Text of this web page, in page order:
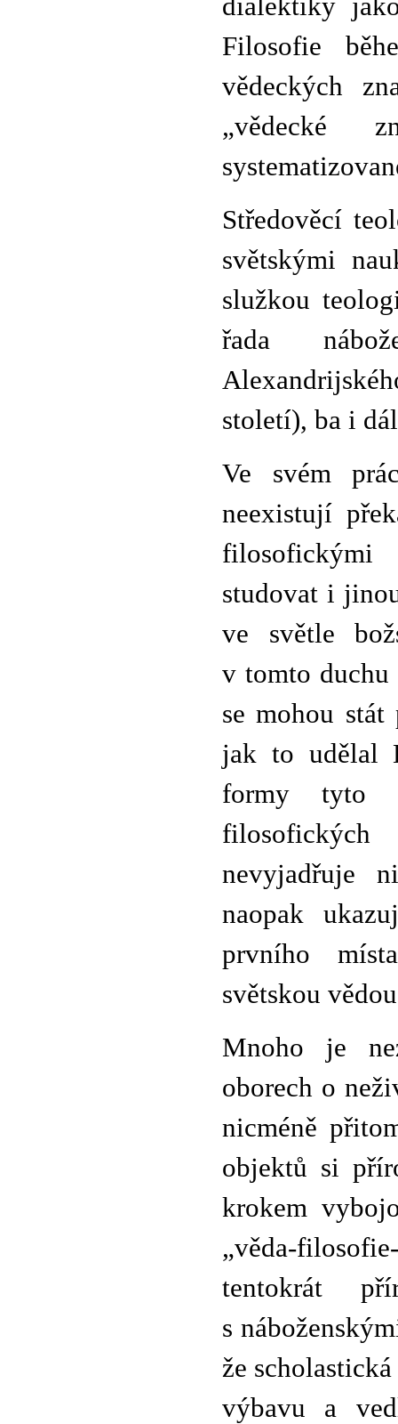
dialektiky
Filosofie
vědeckých
„vědecké
Středověcí
světskými
služkou
řada
století), ba i
Ve svém
neexistují
filosofickými
studovat i
ve světle
v tomto duchu
se mohou
jak to udělal
formy tyto
filosofických
nevyjadřuje
naopak
prvního
světskou
Mnoho je
oborech o
nicméně
objektů si
krokem
„věda-
tentokrát
s
že
výbavu a